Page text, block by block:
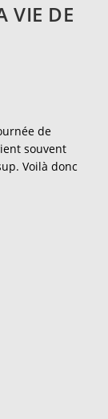
VIE DE
de
souvent
Voilà donc